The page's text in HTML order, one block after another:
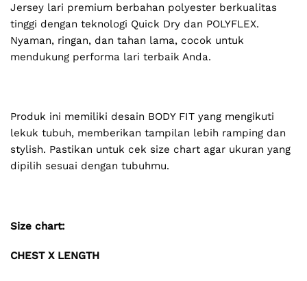
Jersey lari premium berbahan polyester berkualitas
tinggi dengan teknologi Quick Dry dan POLYFLEX.
Nyaman, ringan, dan tahan lama, cocok untuk
mendukung performa lari terbaik Anda.
Produk ini memiliki desain BODY FIT yang mengikuti
lekuk tubuh, memberikan tampilan lebih ramping dan
stylish. Pastikan untuk cek size chart agar ukuran yang
dipilih sesuai dengan tubuhmu.
Size chart:
CHEST X LENGTH